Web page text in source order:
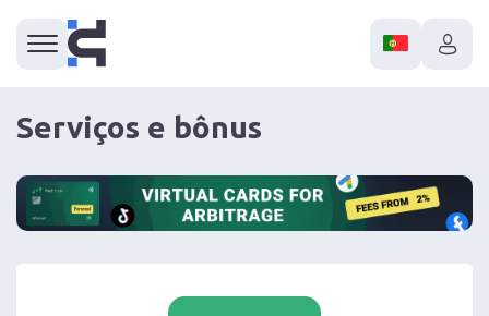
Serviços e bônus